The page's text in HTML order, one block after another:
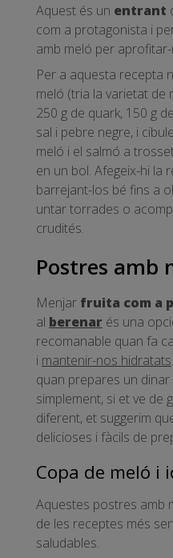
Aquest és un entrant
com a protagonista i
amb meló per
Per a aquesta recepta
meló (tria la varietat de
250 g de quark, 150 g
sal i pebre negre, i
meló i el salmó a
en un bol. Afegeix-hi la
barrejant-los bé fins a
untar torrades o
crudités.
Postres amb
Menjar fruita com a
al berenar és una
recomanable quan fa
i mantenir-nos hidratats
quan prepares un
simplement, si et ve de
diferent, et suggerim
delicioses i fàcils de
Copa de meló i
Aquestes postres amb
de les receptes més
saludables.